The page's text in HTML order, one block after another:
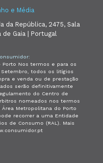
e Média
da República, 2475, Sala
de Gaia | Portugal
Porto Nos termos e para os
todos os litígios
e venda ou de prestação
serão definitivamente
do Centro de
nomeados nos termos
Metropolitana do Porto
recorrer a uma Entidade
de Consumo (RAL). Mais